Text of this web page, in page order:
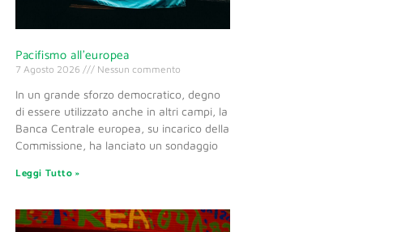
Pacifismo all’europea
7 Agosto 2026 Nessun commento
In un grande sforzo democratico, degno
di essere utilizzato anche in altri campi, la
Banca Centrale europea, su incarico della
Commissione, ha lanciato un sondaggio
Leggi Tutto »